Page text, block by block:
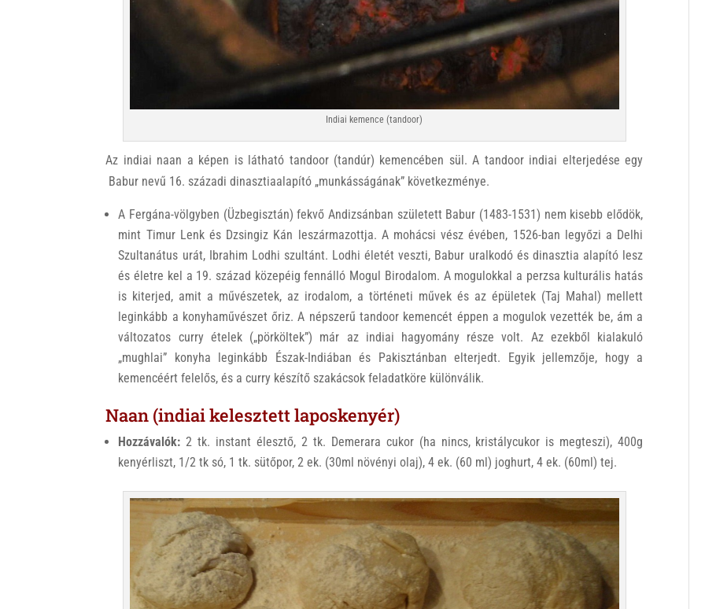
Indiai kemence (tandoor)
Az indiai naan a képen is látható tandoor (tandúr) kemencében sül. A tandoor indiai elterjedése egy
Babur nevű 16. századi dinasztiaalapító „munkásságának” következménye.
A Fergána-völgyben (Üzbegisztán) fekvő Andizsánban született Babur (1483-1531) nem kisebb elődök,
mint Timur Lenk és Dzsingiz Kán leszármazottja. A mohácsi vész évében, 1526-ban legyőzi a Delhi
Szultanátus urát, Ibrahim Lodhi szultánt. Lodhi életét veszti, Babur uralkodó és dinasztia alapító lesz
és életre kel a 19. század közepéig fennálló Mogul Birodalom. A mogulokkal a perzsa kulturális hatás
is kiterjed, amit a művészetek, az irodalom, a történeti művek és az épületek (Taj Mahal) mellett
leginkább a konyhaművészet őriz. A népszerű tandoor kemencét éppen a mogulok vezették be, ám a
változatos curry ételek („pörköltek”) már az indiai hagyomány része volt. Az ezekből kialakuló
„mughlai” konyha leginkább Észak-Indiában és Pakisztánban elterjedt. Egyik jellemzője, hogy a
kemencéért felelős, és a curry készítő szakácsok feladatköre különválik.
Naan (indiai kelesztett laposkenyér)
Hozzávalók:2 tk. instant élesztő, 2 tk. Demerara cukor (ha nincs, kristálycukor is megteszi), 400g
kenyérliszt, 1/2 tk só, 1 tk. sütőpor, 2 ek. (30ml növényi olaj), 4 ek. (60 ml) joghurt, 4 ek. (60ml) tej.